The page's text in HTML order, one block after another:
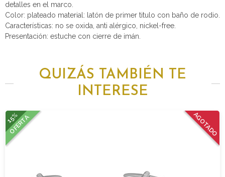
detalles en el marco.
Color: plateado material: latón de primer titulo con baño de rodio.
Características: no se oxida, anti alérgico, nickel-free.
Presentación: estuche con cierre de imán.
QUIZÁS TAMBIÉN TE
INTERESE
AGOTADO
15%
OFERTA